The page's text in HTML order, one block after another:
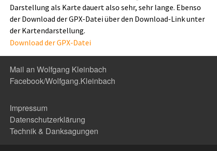
Darstellung als Karte dauert also sehr, sehr lange. Ebenso
der Download der GPX-Datei über den Download-Link unter
der Kartendarstellung.
Download der GPX-Datei
Mail an Wolfgang Kleinbach
Facebook/Wolfgang.Kleinbach
Impressum
Datenschutzerklärung
Technik & Danksagungen